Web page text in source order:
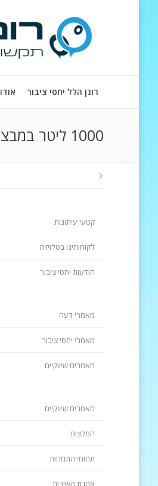
רונן הלל יחסי ציבור
1000 ליטר במבצע ענק-יחסי ציבור לחברות
קטעי עיתונות
לקוחותינו בטלויזיה
הודעות יחסי ציבור
מאמרי דעה
מאמרי יחסי ציבור
מאמרים שיווקיים
מאמרים שיווקיים
המלצות
תחומי התמחות
אמנת השירות